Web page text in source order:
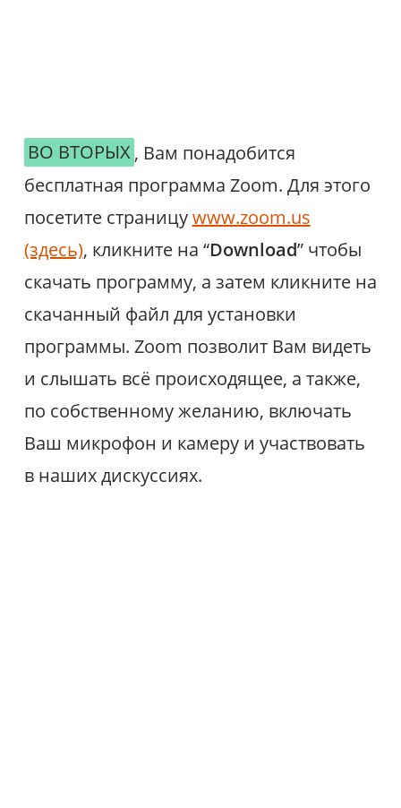
ВО ВТОРЫХ , Вам понадобится
бесплатная программа Zoom. Для этого
посетите страницуwww.zoom.us
(здесь), кликните на “Download” чтобы
скачать программу, а затем кликните на
скачанный файл для установки
программы. Zoom позволит Вам видеть
и слышать всё происходящее, а также,
по собственному желанию, включать
Ваш микрофон и камеру и участвовать
в наших дискуссиях.